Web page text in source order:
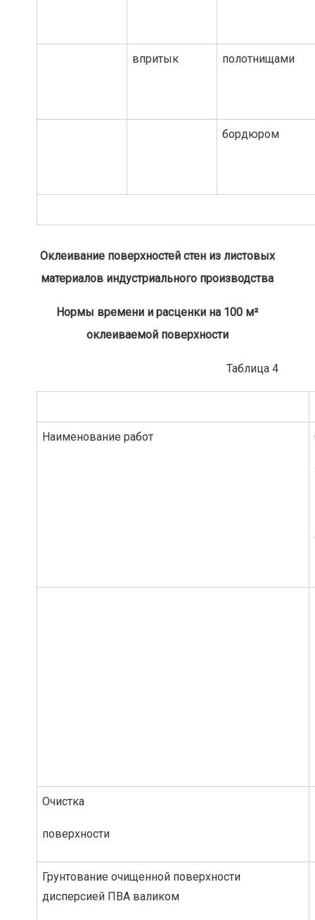
впритык полотнищами
бордюром
Оклеивание поверхностей стен из листовых
материалов индустриального производства
Нормы времени и расценки на 100 м²
оклеиваемой поверхности
Таблица 4
Наименование работ
Очистка
поверхности
Грунтование очищенной поверхности
дисперсией ПВА валиком